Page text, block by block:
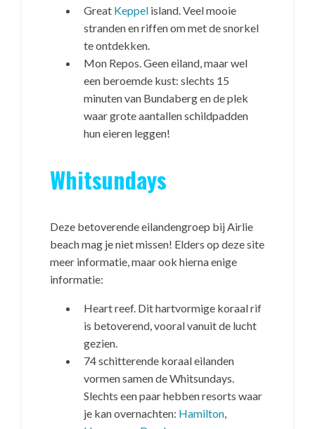
Great Keppel island. Veel mooie
stranden en riffen om met de snorkel
te ontdekken.
Mon Repos. Geen eiland, maar wel
een beroemde kust: slechts 15
minuten van Bundaberg en de plek
waar grote aantallen schildpadden
hun eieren leggen!
Whitsundays
Deze betoverende eilandengroep bij Airlie
beach mag je niet missen! Elders op deze site
meer informatie, maar ook hierna enige
informatie:
Heart reef. Dit hartvormige koraal rif
is betoverend, vooral vanuit de lucht
gezien.
74 schitterende koraal eilanden
vormen samen de Whitsundays.
Slechts een paar hebben resorts waar
je kan overnachten: Hamilton